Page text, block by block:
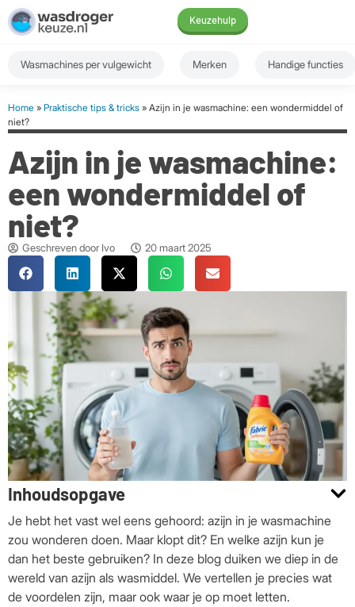
Keuzehulp
Wasmachines per vulgewicht Merken Handige functies
Home » Praktische tips & tricks » Azijn in je wasmachine: een wondermiddel of
niet?
Azijn in je wasmachine:
een wondermiddel of
niet?
Geschreven door Ivo 20 maart 2025
Inhoudsopgave
Je hebt het vast wel eens gehoord: azijn in je wasmachine
zou wonderen doen. Maar klopt dit? En welke azijn kun je
dan het beste gebruiken? In deze blog duiken we diep in de
wereld van azijn als wasmiddel. We vertellen je precies wat
de voordelen zijn, maar ook waar je op moet letten.